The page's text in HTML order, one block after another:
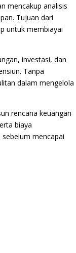
mencakup analisis
Tujuan dari
untuk membiayai
investasi, dan
Tanpa
dalam mengelola
rencana keuangan
biaya
mencapai